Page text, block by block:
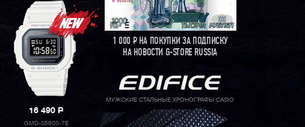
16 490P
GMD-S5600-7E
1 000РНА ПОКУПКИ ЗА ПОДПИСКУ
НА НОВОСТИ G-STORE RUSSIA
МУЖСКИЕ СТАЛЬНЫЕ ХРОНОГРАФЫ CASIO